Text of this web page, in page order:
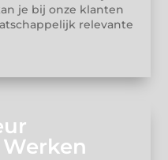
je bij onze klanten
relevante